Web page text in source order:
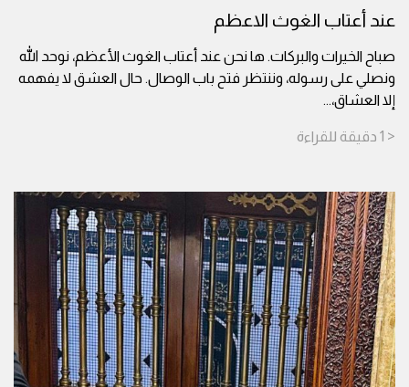
عند أعتاب الغوث الاعظم
صباح الخيرات والبركات. ها نحن عند أعتاب الغوث الأعظم، نوحد الله
ونصلي على رسوله، وننتظر فتح باب الوصال. حال العشق لا يفهمه
إلا العشاق،...
< 1 دقيقة للقراءة